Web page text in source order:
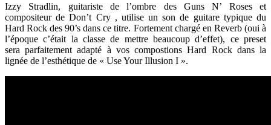
Izzy Stradlin, guitariste de l’ombre des Guns N’ Roses et
compositeur de Don’t Cry , utilise un son de guitare typique du
Hard Rock des 90’s dans ce titre. Fortement chargé en Reverb (oui à
l’époque c’était la classe de mettre beaucoup d’effet), ce preset
sera parfaitement adapté à vos compostions Hard Rock dans la
lignée de l’esthétique de « Use Your Illusion I ».